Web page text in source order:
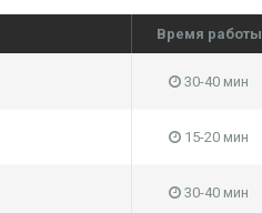
Время работы
30-40 мин
15-20 мин
30-40 мин